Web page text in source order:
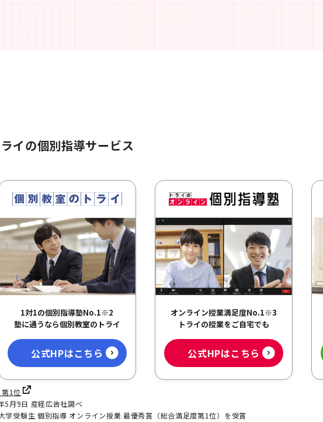
ライの個別指導サービス
1対1の個別指導塾No.1※2
塾に通うなら個別教室のトライ
公式HPはこちら
オンライン授業満足度No.1※3
トライの授業をご自宅でも
公式HPはこちら
1位
月9日 産経広告社調べ
受験生 個別指導 オンライン授業 最優秀賞（総合満足度第1位）を受賞